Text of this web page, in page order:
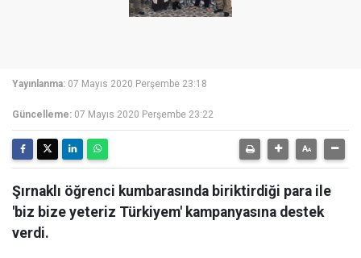
Yayınlanma: 07 Mayıs 2020 Perşembe 23:18
Güncelleme: 07 Mayıs 2020 Perşembe 23:22
Şırnaklı öğrenci kumbarasında biriktirdiği para ile
'biz bize yeteriz Türkiyem' kampanyasına destek
verdi.